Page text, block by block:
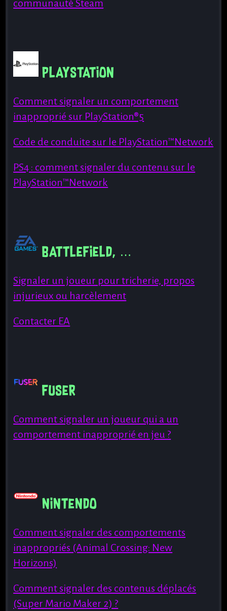
communauté Steam
Playstation
Comment signaler un comportement
inapproprié sur PlayStation®5
Code de conduite sur le PlayStation™Network
PS4 : comment signaler du contenu sur le
PlayStation™Network
Battlefield, …
Signaler un joueur pour tricherie, propos
injurieux ou harcèlement
Contacter EA
fuser
Comment signaler un joueur qui a un
comportement inapproprié en jeu ?
nintendo
Comment signaler des comportements
inappropriés (Animal Crossing: New
Horizons)
Comment signaler des contenus déplacés
(Super Mario Maker 2) ?